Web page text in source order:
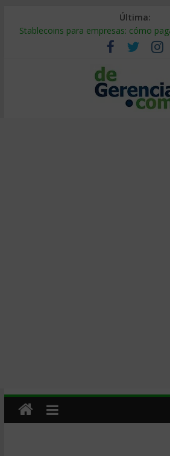
Última:
Stablecoins para empresas: cómo
Despido silencioso: qué es y por qué
IA en selección de personal: cómo
Trabajo forzoso en la cadena de
Mercado hispano de EE. UU.: cómo